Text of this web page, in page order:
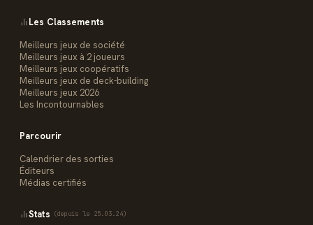
Les Classements
Meilleurs jeux de société
Meilleurs jeux à 2 joueurs
Meilleurs jeux coopératifs
Meilleurs jeux de deck-building
Meilleurs jeux 2026
Les Incontournables
Parcourir
Calendrier des sorties
Éditeurs
Médias certifiés
Stats (depuis le 25.03.24)